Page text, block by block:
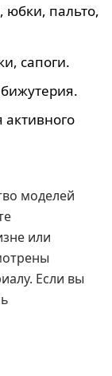
юбки, пальто,
сапоги.
моделей
или
Если вы